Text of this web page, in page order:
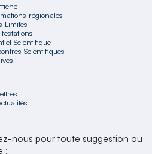
régionales
Limites
Scientifique
Scientifiques
nous pour toute suggestion ou
: